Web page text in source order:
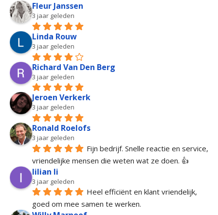
Fleur Janssen
3 jaar geleden
Linda Rouw
3 jaar geleden
Richard Van Den Berg
3 jaar geleden
Jeroen Verkerk
3 jaar geleden
Ronald Roelofs
3 jaar geleden
Fijn bedrijf. Snelle reactie en service,
vriendelijke mensen die weten wat ze doen. 👍
lilian li
3 jaar geleden
Heel efficiënt en klant vriendelijk,
goed om mee samen te werken.